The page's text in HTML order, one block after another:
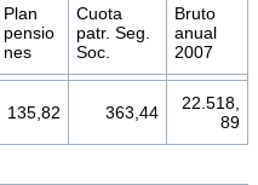
Plan
pensio
nes
Cuota
patr. Seg.
Soc.
Bruto
anual
2007
135,82 363,44
22.518,
89